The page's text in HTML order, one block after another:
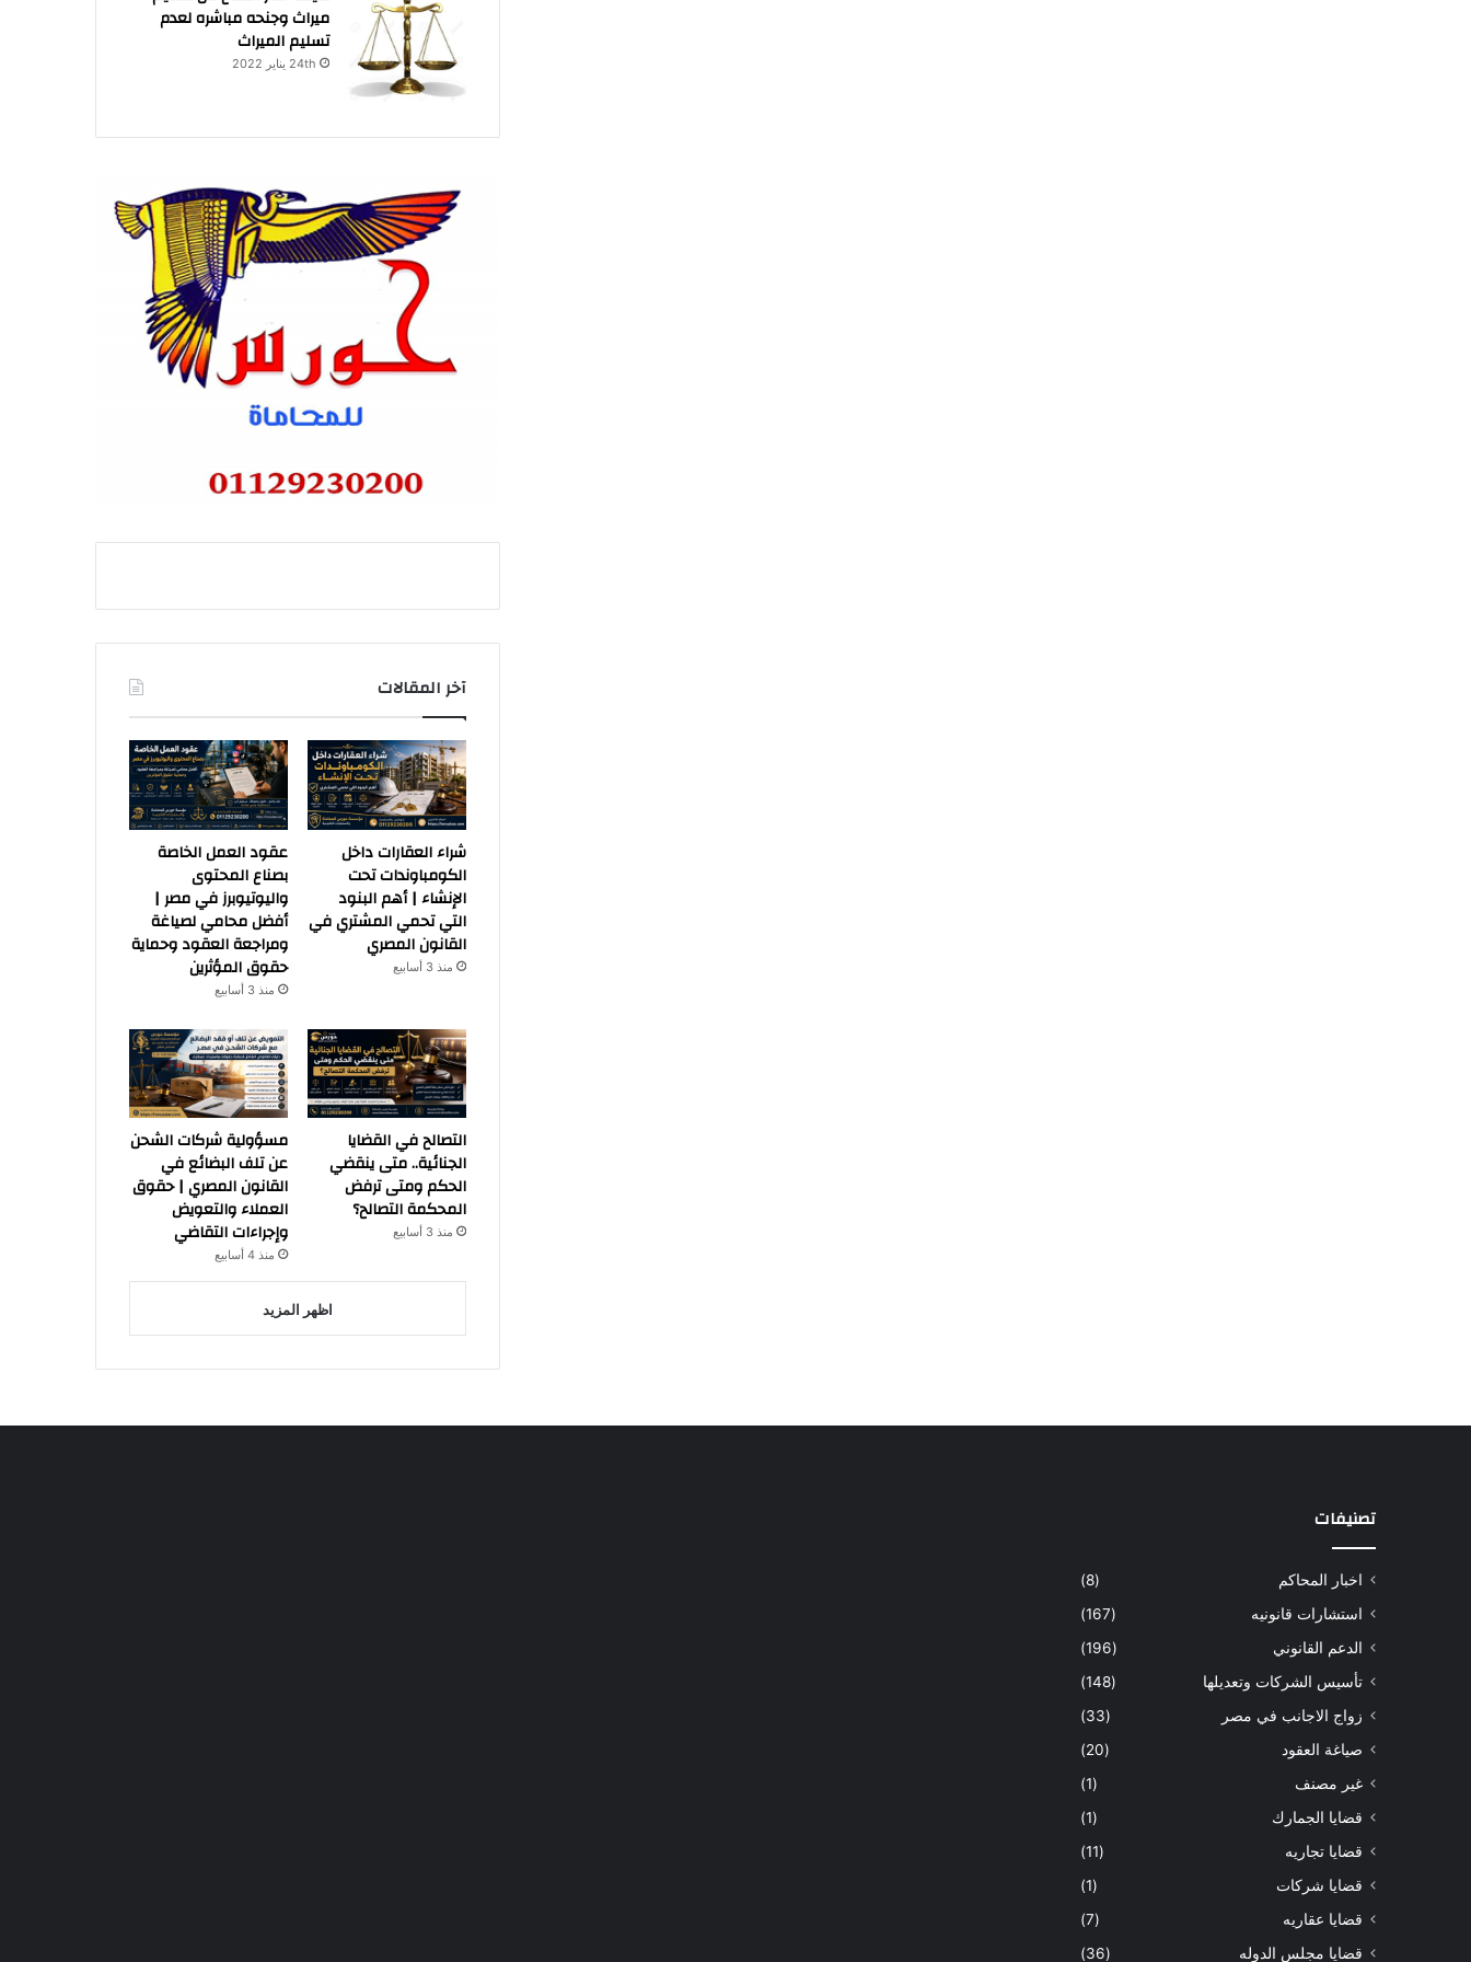
ميراث وجنحه مباشره لعدم
تسليم الميراث
24th يناير 2022
آخر المقالات
شراء العقارات داخل
الكومباوندات تحت
الإنشاء | أهم البنود
التي تحمي المشتري في
القانون المصري
منذ 3 أسابيع
عقود العمل الخاصة
بصناع المحتوى
واليوتيوبرز في مصر |
أفضل محامي لصياغة
ومراجعة العقود وحماية
حقوق المؤثرين
منذ 3 أسابيع
التصالح في القضايا
الجنائية.. متى ينقضي
الحكم ومتى ترفض
المحكمة التصالح؟
منذ 3 أسابيع
مسؤولية شركات الشحن
عن تلف البضائع في
القانون المصري | حقوق
العملاء والتعويض
وإجراءات التقاضي
منذ 4 أسابيع
اظهر المزيد
تصنيفات
اخبار المحاكم
(8)
استشارات قانونيه
(167)
الدعم القانوني
(196)
تأسيس الشركات وتعديلها
(148)
زواج الاجانب في مصر
(33)
صياغة العقود
(20)
غير مصنف
(1)
قضايا الجمارك
(1)
قضايا تجاريه
(11)
قضايا شركات
(1)
قضايا عقاريه
(7)
قضايا مجلس الدوله
(36)